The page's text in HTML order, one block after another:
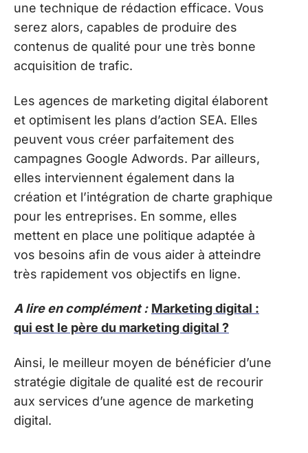
une technique de rédaction efficace. Vous
serez alors, capables de produire des
contenus de qualité pour une très bonne
acquisition de trafic.
Les agences de marketing digital élaborent
et optimisent les plans d’action SEA. Elles
peuvent vous créer parfaitement des
campagnes Google Adwords. Par ailleurs,
elles interviennent également dans la
création et l’intégration de charte graphique
pour les entreprises. En somme, elles
mettent en place une politique adaptée à
vos besoins afin de vous aider à atteindre
très rapidement vos objectifs en ligne.
A lire en complément : Marketing digital :
qui est le père du marketing digital ?
Ainsi, le meilleur moyen de bénéficier d’une
stratégie digitale de qualité est de recourir
aux services d’une agence de marketing
digital.